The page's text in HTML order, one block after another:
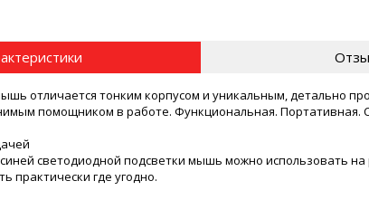
отличается тонким корпусом и уникальным, детально
помощником в работе. Функциональная. Портативная.
светодиодной подсветки мышь можно использовать на
практически где угодно.